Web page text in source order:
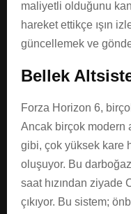
maliyetli olduğunu
hareket ettikçe ışın
güncellemek ve
Bellek
Forza Horizon 6,
Ancak birçok modern
gibi, çok yüksek kare
oluşuyor. Bu
saat hızından ziyade
çıkıyor. Bu sistem;